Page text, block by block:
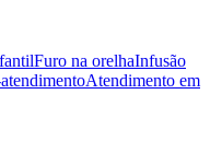
Furo na orelhaInfusão
Atendimento em